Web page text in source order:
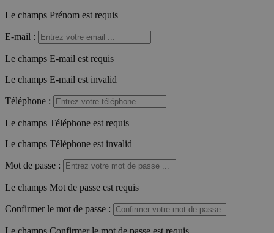
Le champs Prénom est requis
E-mail :
Le champs E-mail est requis
Le champs E-mail est invalid
Téléphone :
Le champs Téléphone est requis
Le champs Téléphone est invalid
Mot de passe :
Le champs Mot de passe est requis
Confirmer le mot de passe :